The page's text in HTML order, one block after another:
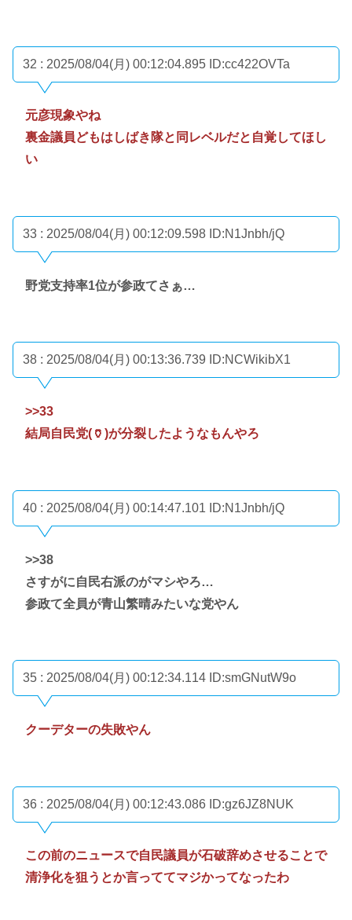
32 : 2025/08/04(月) 00:12:04.895 ID:cc422OVTa
元彦現象やね
裏金議員どもはしばき隊と同レベルだと自覚してほし
い
33 : 2025/08/04(月) 00:12:09.598 ID:N1Jnbh/jQ
野党支持率1位が参政てさぁ…
38 : 2025/08/04(月) 00:13:36.739 ID:NCWikibX1
>>33
結局自民党(🏺)が分裂したようなもんやろ
40 : 2025/08/04(月) 00:14:47.101 ID:N1Jnbh/jQ
>>38
さすがに自民右派のがマシやろ…
参政て全員が青山繁晴みたいな党やん
35 : 2025/08/04(月) 00:12:34.114 ID:smGNutW9o
クーデターの失敗やん
36 : 2025/08/04(月) 00:12:43.086 ID:gz6JZ8NUK
この前のニュースで自民議員が石破辞めさせることで
清浄化を狙うとか言っててマジかってなったわ